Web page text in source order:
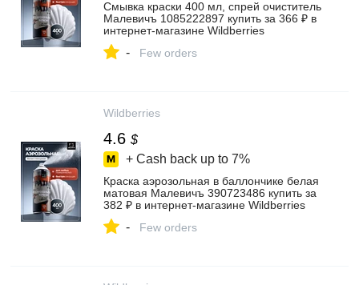
Смывка краски 400 мл, спрей очиститель
Малевичъ 1085222897 купить за 366 ₽ в
интернет‑магазине Wildberries
- Few orders
Wildberries
4.6 $
+ Cash back up to 7%
Краска аэрозольная в баллончике белая
матовая Малевичъ 390723486 купить за
382 ₽ в интернет‑магазине Wildberries
- Few orders